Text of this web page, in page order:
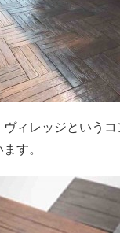
ィレッジという
す。